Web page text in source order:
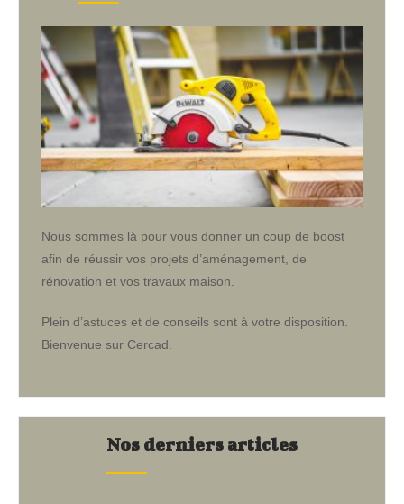
Nous sommes là pour vous donner un coup de boost
afin de réussir vos projets d’aménagement, de
rénovation et vos travaux maison.
Plein d’astuces et de conseils sont à votre disposition.
Bienvenue sur Cercad.
Nos derniers articles